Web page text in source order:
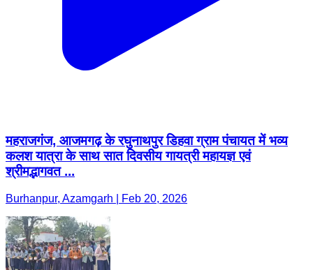
महराजगंज, आजमगढ़ के रघुनाथपुर डिहवा ग्राम पंचायत में भव्य
कलश यात्रा के साथ सात दिवसीय गायत्री महायज्ञ एवं
श्रीमद्भागवत ...
Burhanpur, Azamgarh | Feb 20, 2026